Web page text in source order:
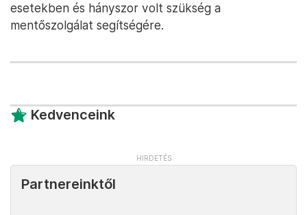
esetekben és hányszor volt szükség a
mentőszolgálat segítségére.
Kedvenceink
Partnereinktől